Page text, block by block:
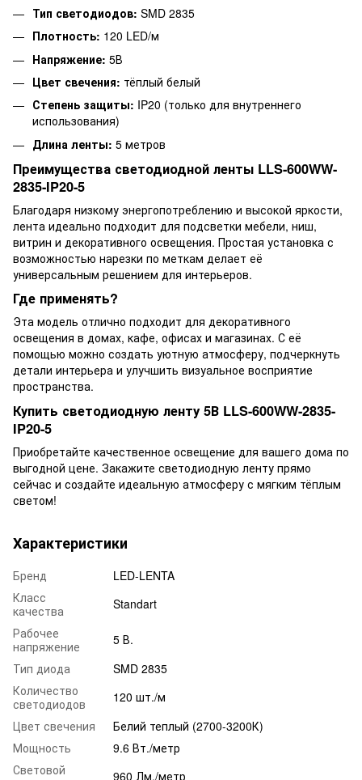
Тип светодиодов: SMD 2835
Плотность: 120 LED/м
Напряжение: 5В
Цвет свечения: тёплый белый
Степень защиты: IP20 (только для внутреннего
использования)
Длина ленты: 5 метров
Преимущества светодиодной ленты LLS-600WW-
2835-IP20-5
Благодаря низкому энергопотреблению и высокой яркости,
лента идеально подходит для подсветки мебели, ниш,
витрин и декоративного освещения. Простая установка с
возможностью нарезки по меткам делает её
универсальным решением для интерьеров.
Где применять?
Эта модель отлично подходит для декоративного
освещения в домах, кафе, офисах и магазинах. С её
помощью можно создать уютную атмосферу, подчеркнуть
детали интерьера и улучшить визуальное восприятие
пространства.
Купить светодиодную ленту 5В LLS-600WW-2835-
IP20-5
Приобретайте качественное освещение для вашего дома по
выгодной цене. Закажите светодиодную ленту прямо
сейчас и создайте идеальную атмосферу с мягким тёплым
светом!
Характеристики
Бренд
LED-LENTA
Класс
качества
Standart
Рабочее
напряжение
5 В.
Тип диода
SMD 2835
Количество
светодиодов
120 шт./м
Цвет свечения
Белий теплый (2700-3200К)
Мощность
9.6 Вт./метр
Световой
960 Лм./метр